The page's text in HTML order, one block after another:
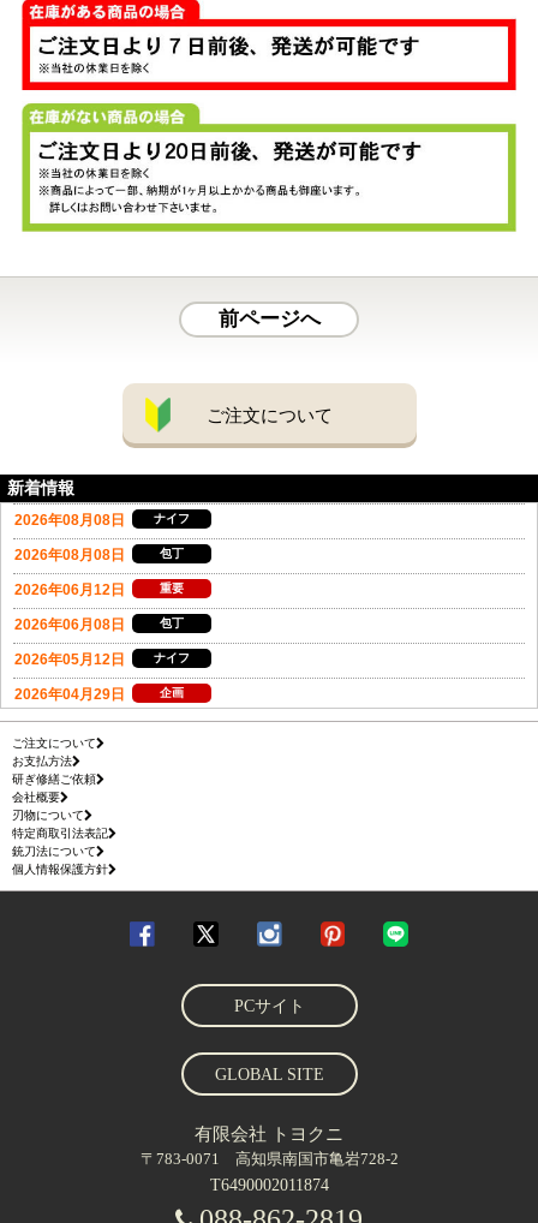
前ページへ
ご注文について
新着情報
ご注文について
お支払方法
研ぎ修繕ご依頼
会社概要
刃物について
特定商取引法表記
銃刀法について
個人情報保護方針
PCサイト
GLOBAL SITE
有限会社 トヨクニ
〒783-0071 高知県南国市亀岩728-2
T6490002011874